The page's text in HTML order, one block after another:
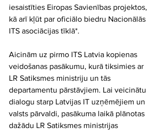
iesaistīties Eiropas Savienības projektos,
kā arī kļūt par oficiālo biedru Nacionālās
ITS asociācijas tīklā*.
​Aicinām uz pirmo ITS Latvia kopienas
veidošanas pasākumu, kurā tiksimies ar
LR Satiksmes ministriju un tās
departamentu pārstāvjiem. Lai veicinātu
dialogu starp Latvijas IT uzņēmējiem un
valsts pārvaldi, pasākuma laikā plānotas
dažādu LR Satiksmes ministrijas